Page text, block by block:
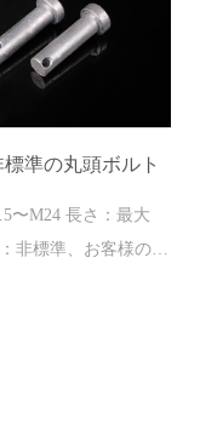
準の丸頭ボルト
長さ：最大